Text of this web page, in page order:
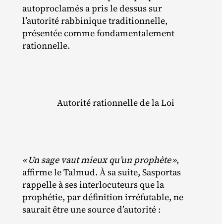
autoproclamés a pris le dessus sur
l’autorité rabbinique traditionnelle,
présentée comme fondamentalement
rationnelle.
Autorité rationnelle de la Loi
«Un sage vaut mieux qu’un prophète»,
affirme le Talmud. À sa suite, Sasportas
rappelle à ses interlocuteurs que la
prophétie, par définition irréfutable, ne
saurait être une source d’autorité :